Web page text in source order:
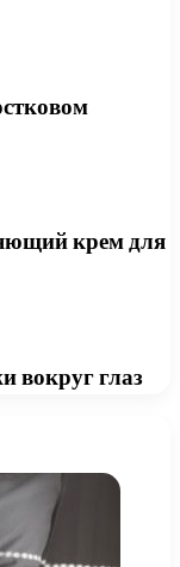
крем для
вокруг глаз